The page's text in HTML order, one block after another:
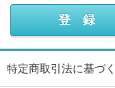
特定商取引法に基づ